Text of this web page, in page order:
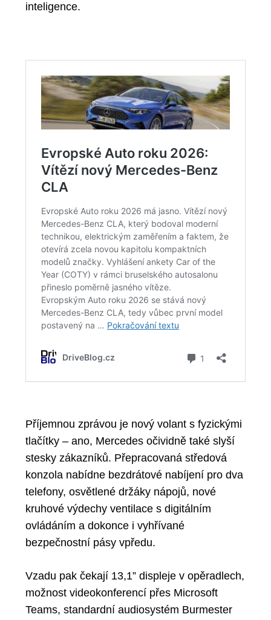
inteligence.
Příjemnou zprávou je nový volant s fyzickými
tlačítky – ano, Mercedes očividně také slyší
stesky zákazníků. Přepracovaná středová
konzola nabídne bezdrátové nabíjení pro dva
telefony, osvětlené držáky nápojů, nové
kruhové výdechy ventilace s digitálním
ovládáním a dokonce i vyhřívané
bezpečnostní pásy vpředu.
Vzadu pak čekají 13,1” displeje v opěradlech,
možnost videokonferencí přes Microsoft
Teams, standardní audiosystém Burmester